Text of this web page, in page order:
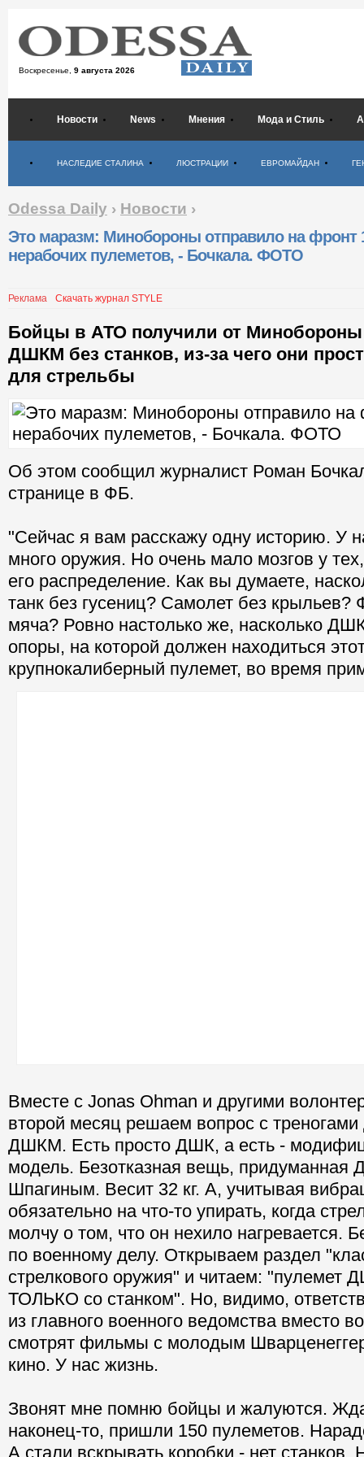
Воскресенье, 9 августа 2026
Новости News Мнения Мода и Стиль
НАСЛЕДИЕ СТАЛИНА ЛЮСТРАЦИИ ЕВРОМАЙДАН
Odessa Daily › Новости ›
Это маразм: Минобороны отправило на фронт
нерабочих пулеметов, - Бочкала. ФОТО
Реклама Скачать журнал STYLE
Бойцы в АТО получили от Минобороны
ДШКМ без станков, из-за чего они
для стрельбы
Об этом сообщил журналист Роман
странице в ФБ.
"Сейчас я вам расскажу одну историю. У
много оружия. Но очень мало мозгов у тех,
его распределение. Как вы думаете,
танк без гусениц? Самолет без крыльев?
мяча? Ровно настолько же, насколько
опоры, на которой должен находиться
крупнокалиберный пулемет, во время
Вместе с Jonas Ohman и другими
второй месяц решаем вопрос с
ДШКМ. Есть просто ДШК, а есть -
модель. Безотказная вещь, придуманная
Шпагиным. Весит 32 кг. А, учитывая
обязательно на что-то упирать, когда
молчу о том, что он нехило нагревается.
по военному делу. Открываем раздел
стрелкового оружия" и читаем: "пулемет
ТОЛЬКО со станком". Но, видимо,
из главного военного ведомства вместо
смотрят фильмы с молодым
кино. У нас жизнь.
Звонят мне помню бойцы и жалуются.
наконец-то, пришли 150 пулеметов.
А стали вскрывать коробки - нет станков.